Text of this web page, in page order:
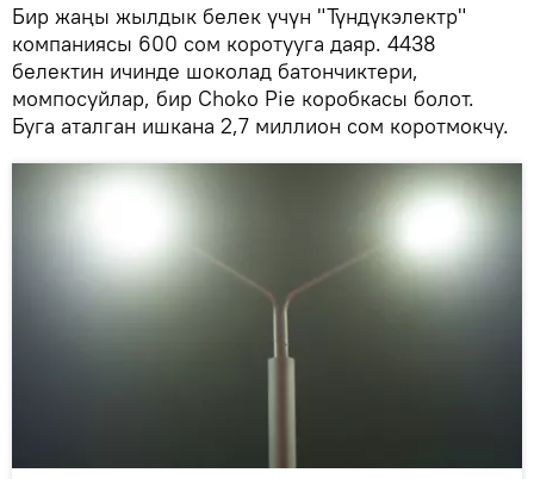
Бир жаңы жылдык белек үчүн "Түндүкэлектр"
компаниясы 600 сом коротууга даяр. 4438
белектин ичинде шоколад батончиктери,
момпосуйлар, бир Choko Pie коробкасы болот.
Буга аталган ишкана 2,7 миллион сом коротмокчу.